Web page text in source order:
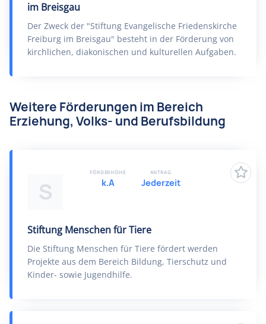
im Breisgau
Der Zweck der "Stiftung Evangelische Friedenskirche
Freiburg im Breisgau" besteht in der Förderung von
kirchlichen, diakonischen und kulturellen Aufgaben.
Weitere Förderungen im Bereich
Erziehung, Volks- und Berufsbildung
S
Stiftung Menschen für Tiere
Die Stiftung Menschen für Tiere fördert werden
Projekte aus dem Bereich Bildung, Tierschutz und
Kinder- sowie Jugendhilfe.
FÖRDERHÖHE
k.A
ANTRAG
Jederzeit